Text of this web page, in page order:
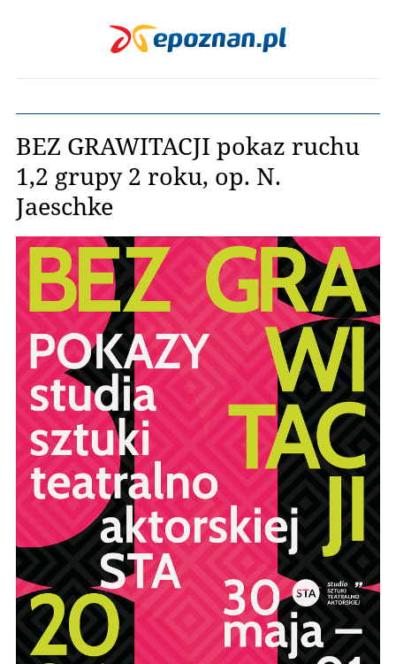
BEZ GRAWITACJI pokaz ruchu
1,2 grupy 2 roku, op. N.
Jaeschke